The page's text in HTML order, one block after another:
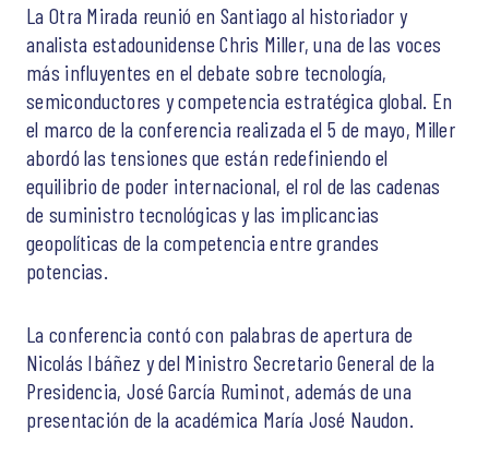
La Otra Mirada reunió en Santiago al historiador y
analista estadounidense Chris Miller, una de las voces
más influyentes en el debate sobre tecnología,
semiconductores y competencia estratégica global. En
el marco de la conferencia realizada el 5 de mayo, Miller
abordó las tensiones que están redefiniendo el
equilibrio de poder internacional, el rol de las cadenas
de suministro tecnológicas y las implicancias
geopolíticas de la competencia entre grandes
potencias.
La conferencia contó con palabras de apertura de
Nicolás Ibáñez y del Ministro Secretario General de la
Presidencia, José García Ruminot, además de una
presentación de la académica María José Naudon.